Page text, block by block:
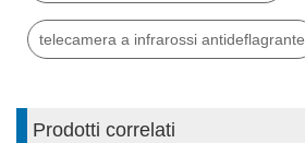
telecamera a infrarossi antideflagrante
Prodotti correlati